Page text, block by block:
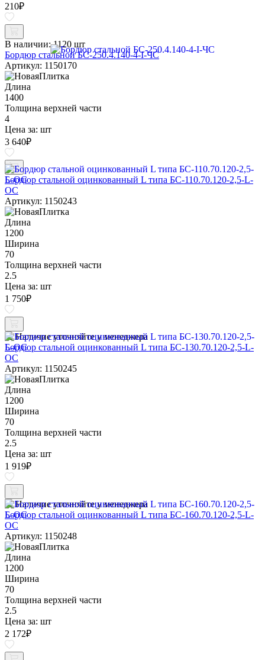
210₽
В наличии: 1120 шт
Бордюр стальной БС-250.4.140-4-I-ЧС
Артикул: 1150170
Длина
1400
Толщина верхней части
4
Цена за: шт
3 640₽
Бордюр стальной оцинкованный L типа БС-110.70.120-2,5-L-
ОС
Артикул: 1150243
Длина
1200
Ширина
70
Толщина верхней части
2.5
Цена за: шт
1 750₽
Наличие уточняйте у менеджера
Бордюр стальной оцинкованный L типа БС-130.70.120-2,5-L-
ОС
Артикул: 1150245
Длина
1200
Ширина
70
Толщина верхней части
2.5
Цена за: шт
1 919₽
Наличие уточняйте у менеджера
Бордюр стальной оцинкованный L типа БС-160.70.120-2,5-L-
ОС
Артикул: 1150248
Длина
1200
Ширина
70
Толщина верхней части
2.5
Цена за: шт
2 172₽